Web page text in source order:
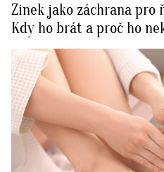
Zinek jako záchrana pro
Kdy ho brát a proč ho